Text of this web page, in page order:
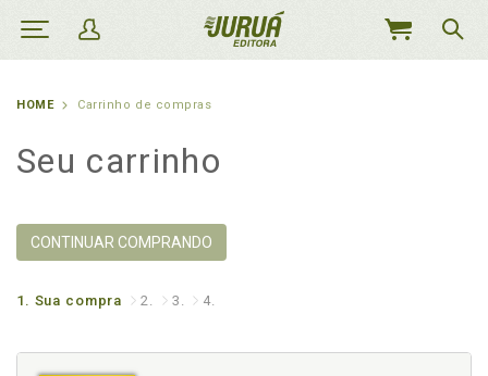
MEU
HOME Carrinho de compras
Seu carrinho
CONTINUAR COMPRANDO
1. Sua compra 2. 3. 4.